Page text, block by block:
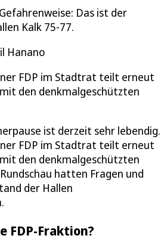
Das ist der
Kalk 75-77.
Hanano
FDP im Stadtrat teilt erneut
den denkmalgeschützten
ist derzeit sehr lebendig.
FDP im Stadtrat teilt erneut
den denkmalgeschützten
hatten Fragen und
der Hallen
FDP-Fraktion?